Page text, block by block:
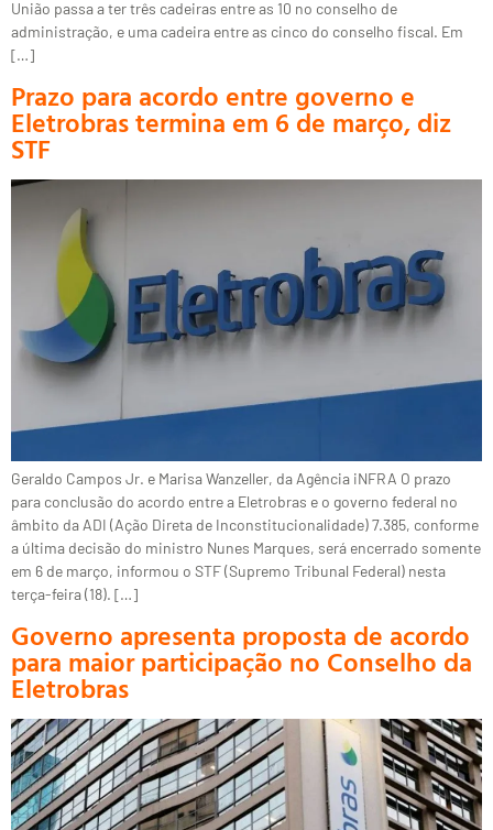
União passa a ter três cadeiras entre as 10 no conselho de
administração, e uma cadeira entre as cinco do conselho fiscal. Em
[…]
Prazo para acordo entre governo e
Eletrobras termina em 6 de março, diz
STF
Geraldo Campos Jr. e Marisa Wanzeller, da Agência iNFRA O prazo
para conclusão do acordo entre a Eletrobras e o governo federal no
âmbito da ADI (Ação Direta de Inconstitucionalidade) 7.385, conforme
a última decisão do ministro Nunes Marques, será encerrado somente
em 6 de março, informou o STF (Supremo Tribunal Federal) nesta
terça-feira (18). […]
Governo apresenta proposta de acordo
para maior participação no Conselho da
Eletrobras